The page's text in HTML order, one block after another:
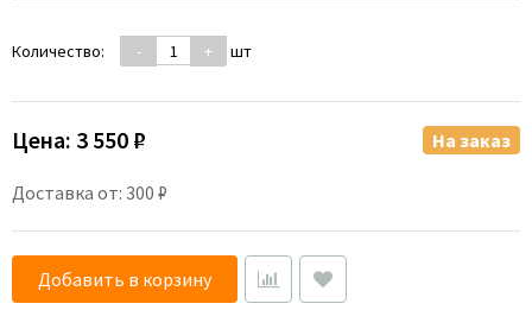
Количество: - + шт
Цена: 3 550 ₽
Доставка от: 300 ₽
На заказ
Добавить в корзину